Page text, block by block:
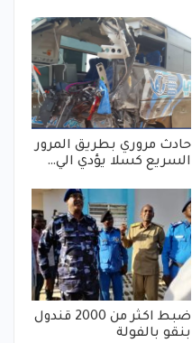
حادث مروري بطريق المرور
السريع كسلا يؤدي الي…
ضبط اكثر من 2000 قندول
بنقو بالفولة